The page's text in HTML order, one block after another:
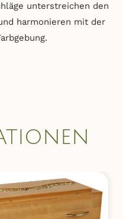
unterstreichen den
harmonieren mit der